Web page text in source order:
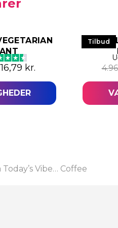
kr..
oprindelige pris var:
kr.Den aktuelle pris
Tilbud
Vibe… Coffee